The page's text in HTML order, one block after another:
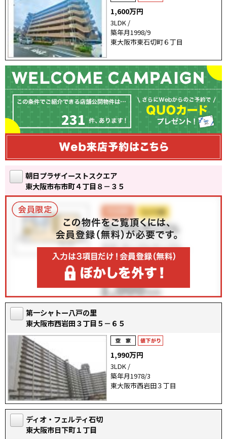
1,600万円
3LDK /
築年月1998/9
東大阪市東石切町６丁目
231
朝日プラザイーストスクエア
東大阪市布市町４丁目８－３５
第一シャトー八戸の里
東大阪市西岩田３丁目５－６５
1,990万円
3LDK /
築年月1978/3
東大阪市西岩田３丁目
ディオ・フェルティ石切
東大阪市日下町１丁目